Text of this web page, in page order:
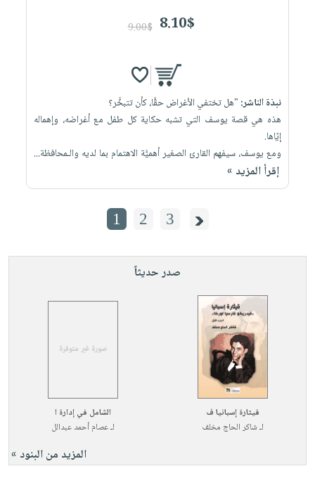
8.10$
9.00$
نبذة الناشر: "هل تختفي الأغراض حقًّا، كأن تتبخَّر؟
هذه هي قصة يوسف التي تشبه حكاية كل طفل مع أغراضه، وإهماله
إيّاها.
ومع يوسف، سيفهم القارئ الصغير أهميَّة الاهتمام بما لديه والـمحافظة...
إقرأ المزيد »
1 2 3
صدر حديثاً
قيثارة إسبانيا ف
لـشاكر الحاج مخلف
الشامل في إدارة ا
لـعصام أحمد عبدالل
المزيد من البنود »